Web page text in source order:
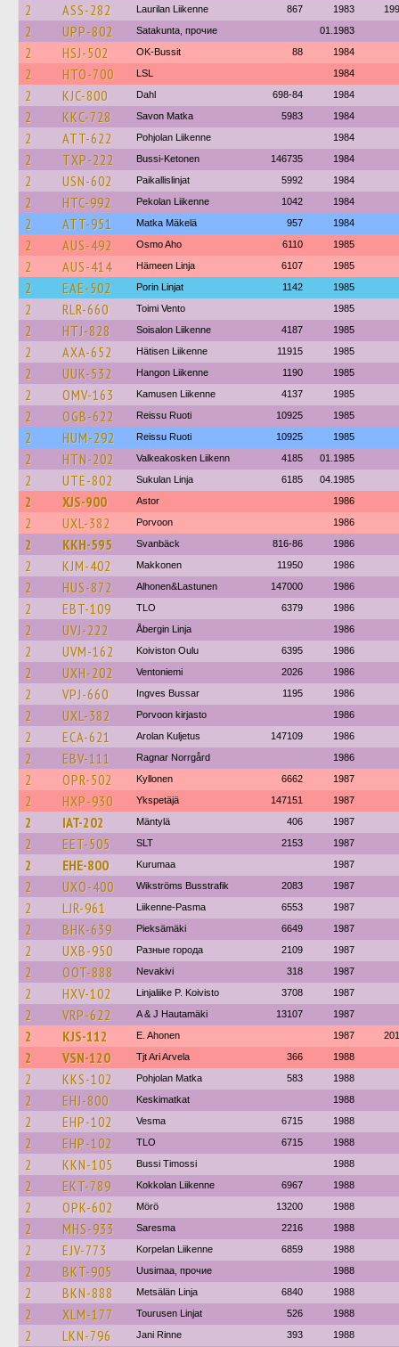
2 ASS-282 Laurilan Liikenne 867 1983
2 UPP-802 Satakunta, прочие 01.1983
2 HSJ-502 OK-Bussit 88 1984
2 HTO-700 LSL 1984
2 KJC-800 Dahl 698-84 1984
2 KKC-728 Savon Matka 5983 1984
2 ATT-622 Pohjolan Liikenne 1984
2 TXP-222 Bussi-Ketonen 146735 1984
2 USN-602 Paikallislinjat 5992 1984
2 HTC-992 Pekolan Liikenne 1042 1984
2 ATT-951 Matka Mäkelä 957 1984
2 AUS-492 Osmo Aho 6110 1985
2 AUS-414 Hämeen Linja 6107 1985
2 EAE-502 Porin Linjat 1142 1985
2 RLR-660 Toimi Vento 1985
2 HTJ-828 Soisalon Liikenne 4187 1985
2 AXA-652 Hätisen Liikenne 11915 1985
2 UUK-532 Hangon Liikenne 1190 1985
2 OMV-163 Kamusen Liikenne 4137 1985
2 OGB-622 Reissu Ruoti 10925 1985
2 HUM-292 Reissu Ruoti 10925 1985
2 HTN-202 Valkeakosken Liikenn 4185 01.1985
2 UTE-802 Sukulan Linja 6185 04.1985
2 XJS-900 Astor 1986
2 UXL-382 Porvoon 1986
2 KKH-595 Svanbäck 816-86 1986
2 KJM-402 Makkonen 11950 1986
2 HUS-872 Alhonen&Lastunen 147000 1986
2 EBT-109 TLO 6379 1986
2 UVJ-222 Åbergin Linja 1986
2 UVM-162 Koiviston Oulu 6395 1986
2 UXH-202 Ventoniemi 2026 1986
2 VPJ-660 Ingves Bussar 1195 1986
2 UXL-382 Porvoon kirjasto 1986
2 ECA-621 Arolan Kuljetus 147109 1986
2 EBV-111 Ragnar Norrgård 1986
2 OPR-502 Kyllonen 6662 1987
2 HXP-930 Ykspetäjä 147151 1987
2 IAT-202 Mäntylä 406 1987
2 EET-505 SLT 2153 1987
2 EHE-800 Kurumaa 1987
2 UXO-400 Wikströms Busstrafik 2083 1987
2 LJR-961 Liikenne-Pasma 6553 1987
2 BHK-639 Pieksämäki 6649 1987
2 UXB-950 Разные города 2109 1987
2 OOT-888 Nevakivi 318 1987
2 HXV-102 Linjaliike P. Koivisto 3708 1987
2 VRP-622 A & J Hautamäki 13107 1987
2 KJS-112 E. Ahonen 1987
2 VSN-120 Tjt Ari Arvela 366 1988
2 KKS-102 Pohjolan Matka 583 1988
2 EHJ-800 Keskimatkat 1988
2 EHP-102 Vesma 6715 1988
2 EHP-102 TLO 6715 1988
2 KKN-105 Bussi Timossi 1988
2 EKT-789 Kokkolan Liikenne 6967 1988
2 OPK-602 Mörö 13200 1988
2 MHS-933 Saresma 2216 1988
2 EJV-773 Korpelan Liikenne 6859 1988
2 BKT-905 Uusimaa, прочие 1988
2 BKN-888 Metsälän Linja 6840 1988
2 XLM-177 Tourusen Linjat 526 1988
2 LKN-796 Jani Rinne 393 1988